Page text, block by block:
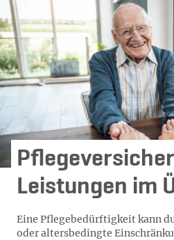
Leistungen im
Eine Pflegebedürftigkeit kann
oder altersbedingte